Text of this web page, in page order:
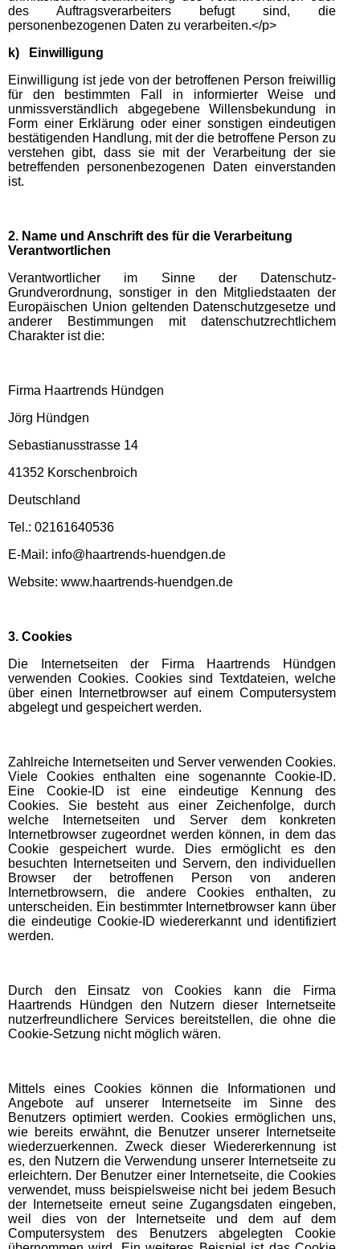
des Auftragsverarbeiters befugt sind, die
personenbezogenen Daten zu verarbeiten.</p>
k) Einwilligung
Einwilligung ist jede von der betroffenen Person freiwillig
für den bestimmten Fall in informierter Weise und
unmissverständlich abgegebene Willensbekundung in
Form einer Erklärung oder einer sonstigen eindeutigen
bestätigenden Handlung, mit der die betroffene Person zu
verstehen gibt, dass sie mit der Verarbeitung der sie
betreffenden personenbezogenen Daten einverstanden
ist.
2. Name und Anschrift des für die Verarbeitung
Verantwortlichen
Verantwortlicher im Sinne der Datenschutz-
Grundverordnung, sonstiger in den Mitgliedstaaten der
Europäischen Union geltenden Datenschutzgesetze und
anderer Bestimmungen mit datenschutzrechtlichem
Charakter ist die:
Firma Haartrends Hündgen
Jörg Hündgen
Sebastianusstrasse 14
41352 Korschenbroich
Deutschland
Tel.: 02161640536
E-Mail: info@haartrends-huendgen.de
Website: www.haartrends-huendgen.de
3. Cookies
Die Internetseiten der Firma Haartrends Hündgen
verwenden Cookies. Cookies sind Textdateien, welche
über einen Internetbrowser auf einem Computersystem
abgelegt und gespeichert werden.
Zahlreiche Internetseiten und Server verwenden Cookies.
Viele Cookies enthalten eine sogenannte Cookie-ID.
Eine Cookie-ID ist eine eindeutige Kennung des
Cookies. Sie besteht aus einer Zeichenfolge, durch
welche Internetseiten und Server dem konkreten
Internetbrowser zugeordnet werden können, in dem das
Cookie gespeichert wurde. Dies ermöglicht es den
besuchten Internetseiten und Servern, den individuellen
Browser der betroffenen Person von anderen
Internetbrowsern, die andere Cookies enthalten, zu
unterscheiden. Ein bestimmter Internetbrowser kann über
die eindeutige Cookie-ID wiedererkannt und identifiziert
werden.
Durch den Einsatz von Cookies kann die Firma
Haartrends Hündgen den Nutzern dieser Internetseite
nutzerfreundlichere Services bereitstellen, die ohne die
Cookie-Setzung nicht möglich wären.
Mittels eines Cookies können die Informationen und
Angebote auf unserer Internetseite im Sinne des
Benutzers optimiert werden. Cookies ermöglichen uns,
wie bereits erwähnt, die Benutzer unserer Internetseite
wiederzuerkennen. Zweck dieser Wiedererkennung ist
es, den Nutzern die Verwendung unserer Internetseite zu
erleichtern. Der Benutzer einer Internetseite, die Cookies
verwendet, muss beispielsweise nicht bei jedem Besuch
der Internetseite erneut seine Zugangsdaten eingeben,
weil dies von der Internetseite und dem auf dem
Computersystem des Benutzers abgelegten Cookie